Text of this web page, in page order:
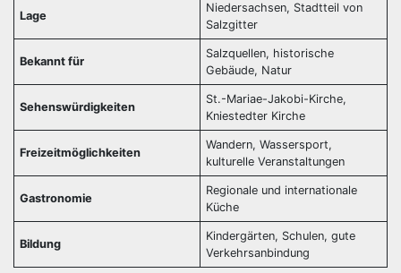
Lage
Niedersachsen, Stadtteil von
Salzgitter
Bekannt für
Salzquellen, historische
Gebäude, Natur
Sehenswürdigkeiten
St.-Mariae-Jakobi-Kirche,
Kniestedter Kirche
Freizeitmöglichkeiten
Wandern, Wassersport,
kulturelle Veranstaltungen
Gastronomie
Regionale und internationale
Küche
Bildung
Kindergärten, Schulen, gute
Verkehrsanbindung